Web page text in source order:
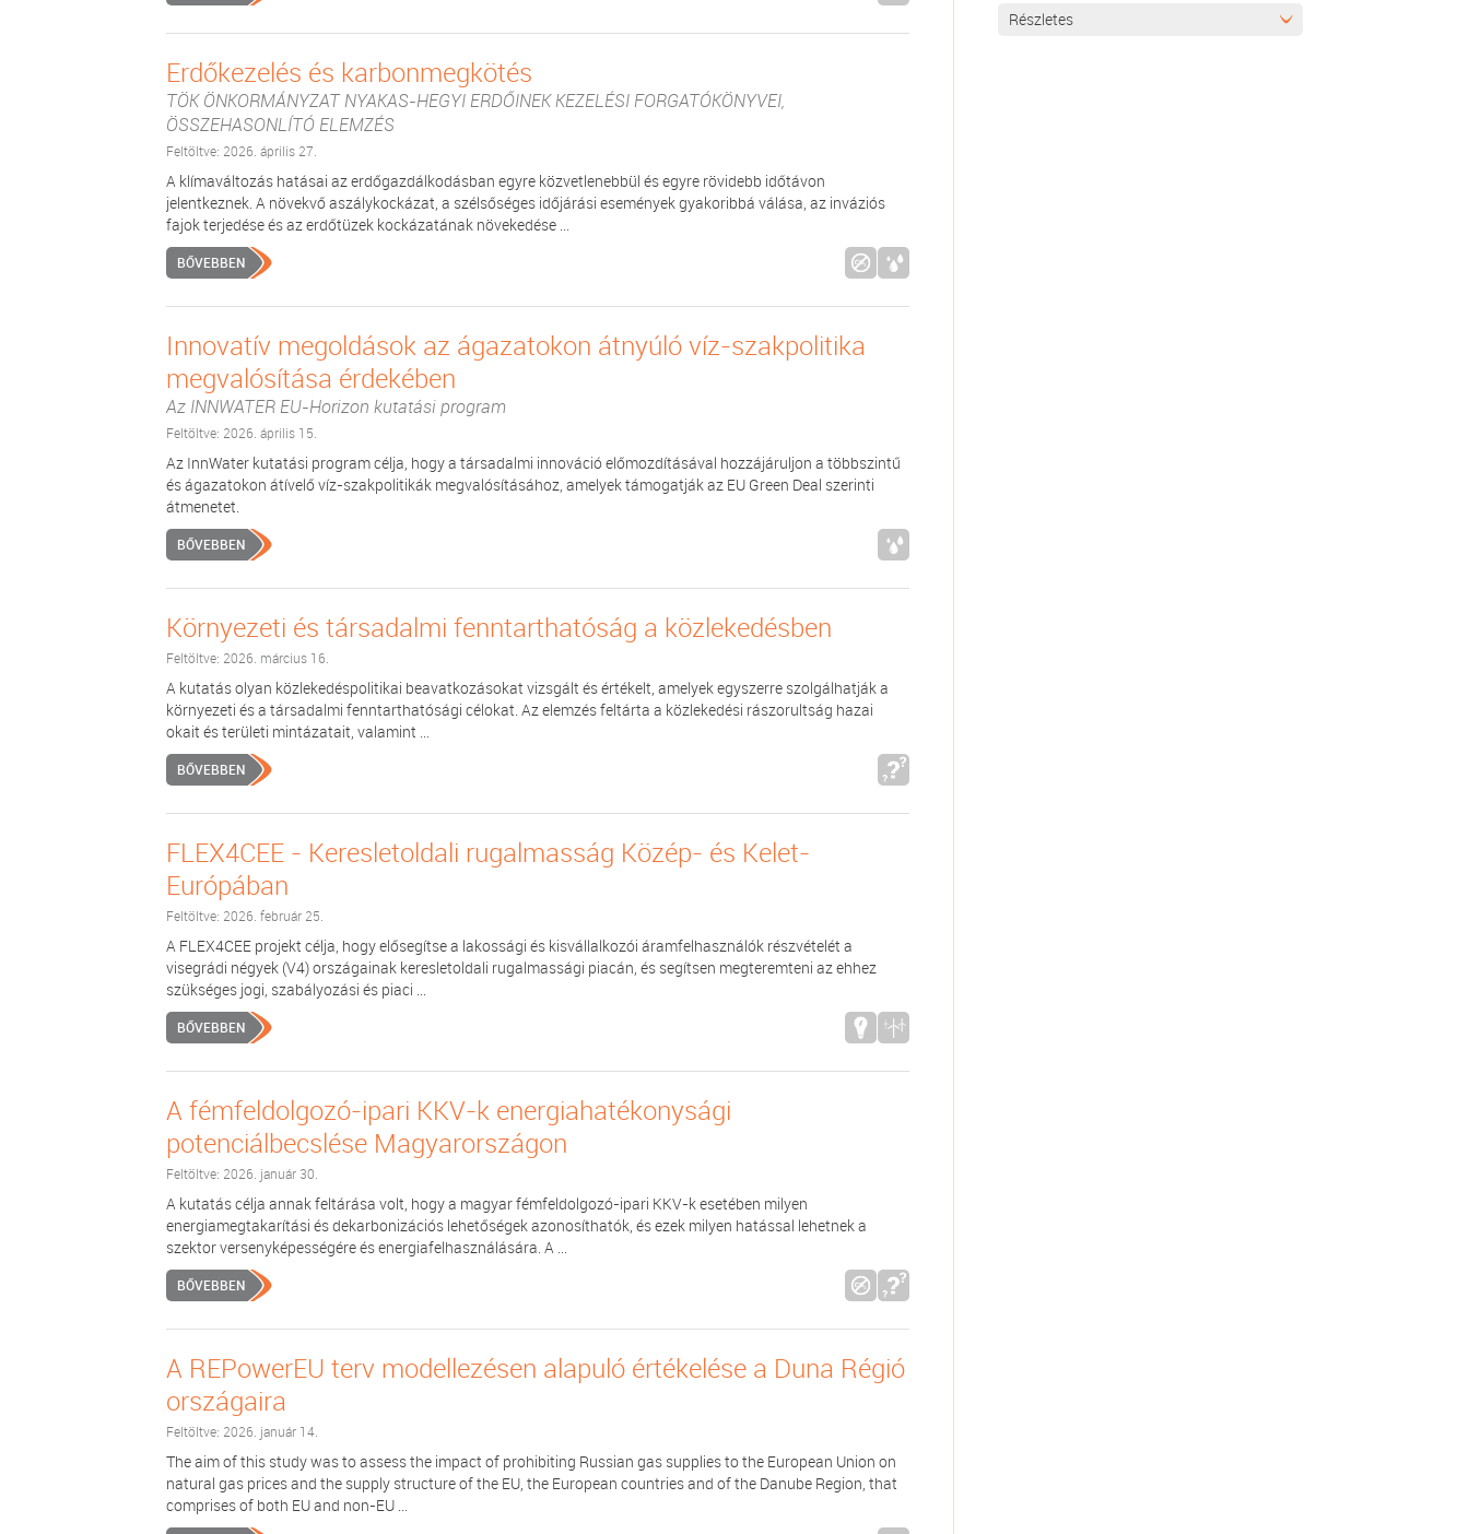
Részletes
Erdőkezelés és karbonmegkötés
TÖK ÖNKORMÁNYZAT NYAKAS-HEGYI ERDŐINEK KEZELÉSI FORGATÓKÖNYVEI,
ÖSSZEHASONLÍTÓ ELEMZÉS
Feltöltve: 2026. április 27.
A klímaváltozás hatásai az erdőgazdálkodásban egyre közvetlenebbül és egyre rövidebb időtávon
jelentkeznek. A növekvő aszálykockázat, a szélsőséges időjárási események gyakoribbá válása, az inváziós
fajok terjedése és az erdőtüzek kockázatának növekedése ...
BŐVEBBEN
Innovatív megoldások az ágazatokon átnyúló víz-szakpolitika
megvalósítása érdekében
Az INNWATER EU-Horizon kutatási program
Feltöltve: 2026. április 15.
Az InnWater kutatási program célja, hogy a társadalmi innováció előmozdításával hozzájáruljon a többszintű
és ágazatokon átívelő víz-szakpolitikák megvalósításához, amelyek támogatják az EU Green Deal szerinti
átmenetet.
BŐVEBBEN
Környezeti és társadalmi fenntarthatóság a közlekedésben
Feltöltve: 2026. március 16.
A kutatás olyan közlekedéspolitikai beavatkozásokat vizsgált és értékelt, amelyek egyszerre szolgálhatják a
környezeti és a társadalmi fenntarthatósági célokat. Az elemzés feltárta a közlekedési rászorultság hazai
okait és területi mintázatait, valamint ...
BŐVEBBEN
FLEX4CEE - Keresletoldali rugalmasság Közép- és Kelet-
Európában
Feltöltve: 2026. február 25.
A FLEX4CEE projekt célja, hogy elősegítse a lakossági és kisvállalkozói áramfelhasználók részvételét a
visegrádi négyek (V4) országainak keresletoldali rugalmassági piacán, és segítsen megteremteni az ehhez
szükséges jogi, szabályozási és piaci ...
BŐVEBBEN
A fémfeldolgozó-ipari KKV-k energiahatékonysági
potenciálbecslése Magyarországon
Feltöltve: 2026. január 30.
A kutatás célja annak feltárása volt, hogy a magyar fémfeldolgozó-ipari KKV-k esetében milyen
energiamegtakarítási és dekarbonizációs lehetőségek azonosíthatók, és ezek milyen hatással lehetnek a
szektor versenyképességére és energiafelhasználására. A ...
BŐVEBBEN
A REPowerEU terv modellezésen alapuló értékelése a Duna Régió
országaira
Feltöltve: 2026. január 14.
The aim of this study was to assess the impact of prohibiting Russian gas supplies to the European Union on
natural gas prices and the supply structure of the EU, the European countries and of the Danube Region, that
comprises of both EU and non-EU ...